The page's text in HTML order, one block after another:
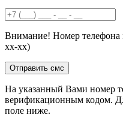
Внимание! Номер телефона
хх-хх)
На указанный Вами номер
верификационным кодом.
поле ниже.